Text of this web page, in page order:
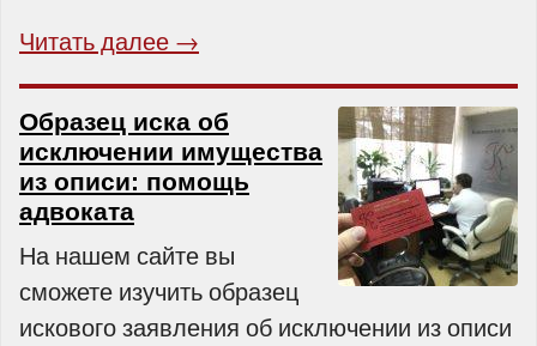
Читать далее →
Образец иска об
исключении имущества
из описи: помощь
адвоката
На нашем сайте вы
сможете изучить образец
искового заявления об исключении из описи